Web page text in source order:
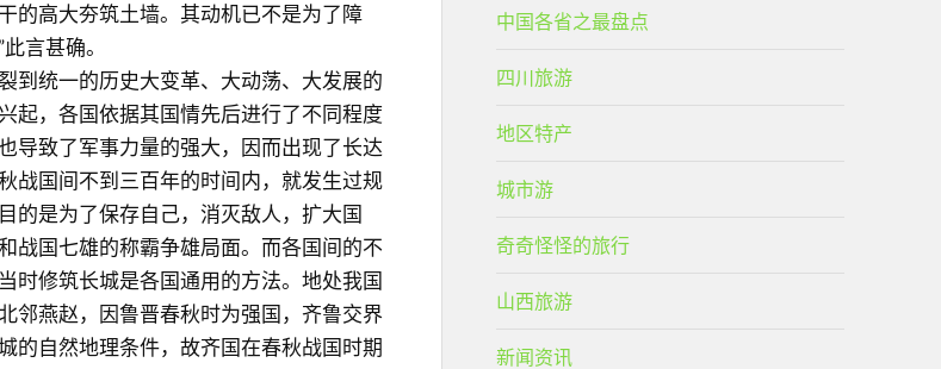
的高大夯筑土墙。其动机已不是为了障
言甚确。
到统一的历史大变革、大动荡、大发展的
起，各国依据其国情先后进行了不同程度
导致了军事力量的强大，因而出现了长达
战国间不到三百年的时间内，就发生过规
的是为了保存自己，消灭敌人，扩大国
战国七雄的称霸争雄局面。而各国间的不
时修筑长城是各国通用的方法。地处我国
邻燕赵，因鲁晋春秋时为强国，齐鲁交界
的自然地理条件，故齐国在春秋战国时期
中国各省之最盘点
四川旅游
地区特产
城市游
奇奇怪怪的旅行
山西旅游
新闻资讯